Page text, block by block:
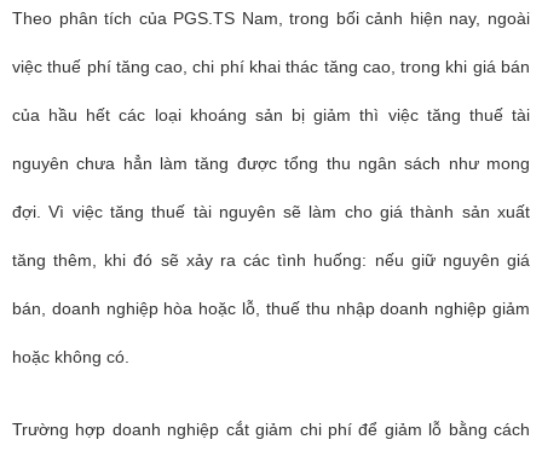
Theo phân tích của PGS.TS Nam, trong bối cảnh hiện nay, ngoài
việc thuế phí tăng cao, chi phí khai thác tăng cao, trong khi giá bán
của hầu hết các loại khoáng sản bị giảm thì việc tăng thuế tài
nguyên chưa hẳn làm tăng được tổng thu ngân sách như mong
đợi. Vì việc tăng thuế tài nguyên sẽ làm cho giá thành sản xuất
tăng thêm, khi đó sẽ xảy ra các tình huống: nếu giữ nguyên giá
bán, doanh nghiệp hòa hoặc lỗ, thuế thu nhập doanh nghiệp giảm
hoặc không có.
Trường hợp doanh nghiệp cắt giảm chi phí để giảm lỗ bằng cách